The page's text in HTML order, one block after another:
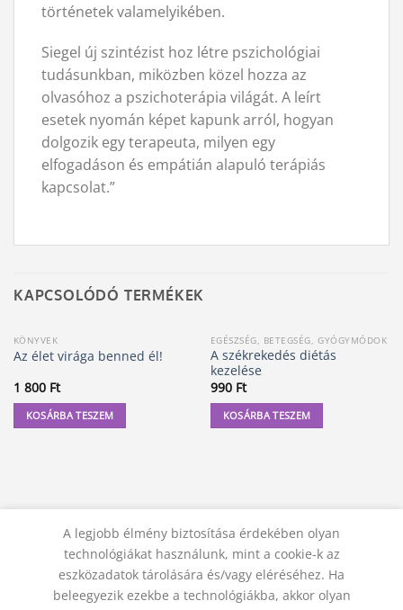
történetek valamelyikében.
Siegel új szintézist hoz létre pszichológiai
tudásunkban, miközben közel hozza az
olvasóhoz a pszichoterápia világát. A leírt
esetek nyomán képet kapunk arról, hogyan
dolgozik egy terapeuta, milyen egy
elfogadáson és empátián alapuló terápiás
kapcsolat.”
KAPCSOLÓDÓ TERMÉKEK
KÖNYVEK
Az élet virága benned él!
1 800 Ft
KOSÁRBA TESZEM
EGÉSZSÉG, BETEGSÉG, GYÓGYMÓDOK
A székrekedés diétás
kezelése
990 Ft
KOSÁRBA TESZEM
A legjobb élmény biztosítása érdekében olyan
technológiákat használunk, mint a cookie-k az
eszközadatok tárolására és/vagy eléréséhez. Ha
beleegyezik ezekbe a technológiákba, akkor olyan